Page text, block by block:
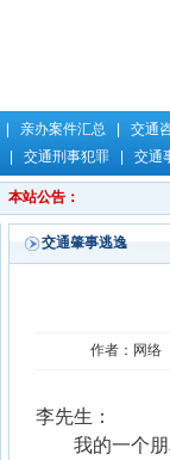
亲办案件汇总
交通
交通刑事犯罪 交通
本站公告：
交通肇事逃逸
作者：网
李先生：
我的一个朋